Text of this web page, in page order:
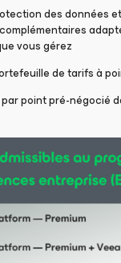
des données
vous gérez
de tarifs à
point pré-négocié